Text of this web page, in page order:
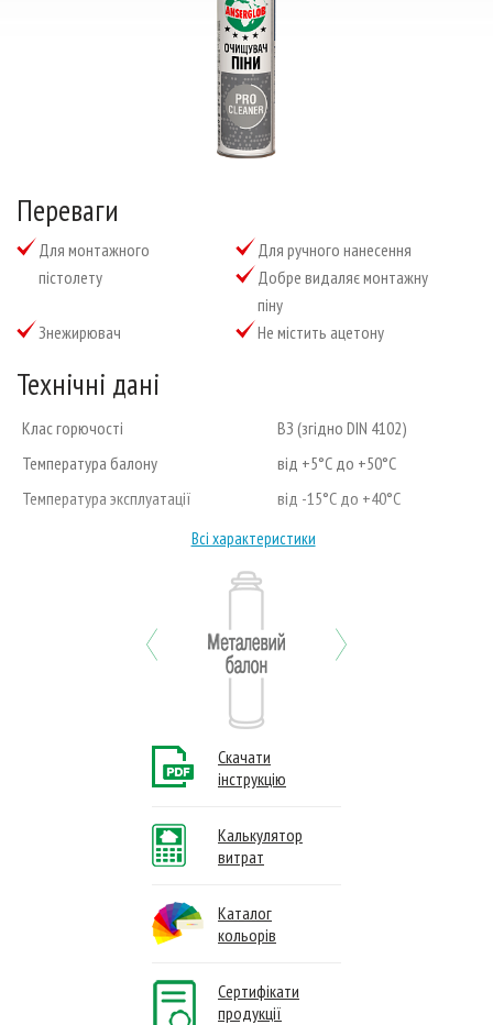
Тел./факс: (0552) 41-93-00; 41-93-23
admin@anserglob.com.ua
Переваги
для монтажного
пістолету
для ручного нанесення
добре видаляє монтажну
піну
знежирювач
не містить ацетону
Технічні дані
Клас горючості
ВЗ (згідно DIN 4102)
Температура балону
від +5°С до +50°С
Температура эксплуатації
від -15°С до +40°С
Всі характеристики
Previous Next
Скачати
інструкцію
Калькулятор
витрат
Каталог
кольорів
Сертифікати
продукції